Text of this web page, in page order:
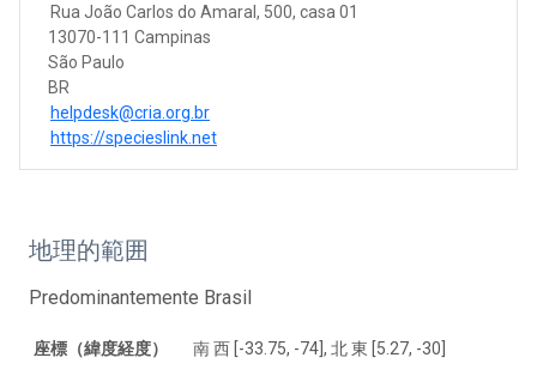
Rua João Carlos do Amaral, 500, casa 01
13070-111 Campinas
São Paulo
BR
helpdesk@cria.org.br
https://specieslink.net
地理的範囲
Predominantemente Brasil
座標（緯度経度） 南 西 [-33.75, -74], 北 東 [5.27, -30]